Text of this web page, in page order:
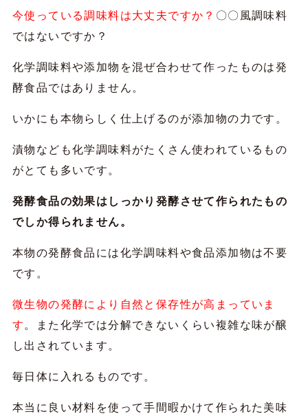
今使っている調味料は大丈夫ですか？ 〇〇風調味料
ではないですか？
化学調味料や添加物を混ぜ合わせて作ったものは発
酵食品ではありません。
いかにも本物らしく仕上げるのが添加物の力です。
漬物なども化学調味料がたくさん使われているもの
がとても多いです。
発酵食品の効果はしっかり発酵させて作られたもの
でしか得られません。
本物の発酵食品には化学調味料や食品添加物は不要
です。
微生物の発酵により自然と保存性が高まっていま
す 。また化学では分解できないくらい複雑な味が醸
し出されています。
毎日体に入れるものです。
本当に良い材料を使って手間暇かけて作られた美味